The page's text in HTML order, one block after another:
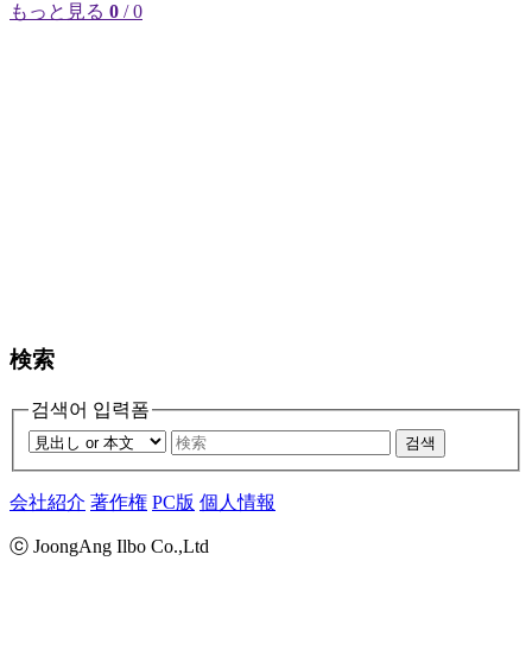
もっと見る 0 / 0
検索
검색어 입력폼
검색
会社紹介 著作権 PC版 個人情報
ⓒ JoongAng Ilbo Co.,Ltd